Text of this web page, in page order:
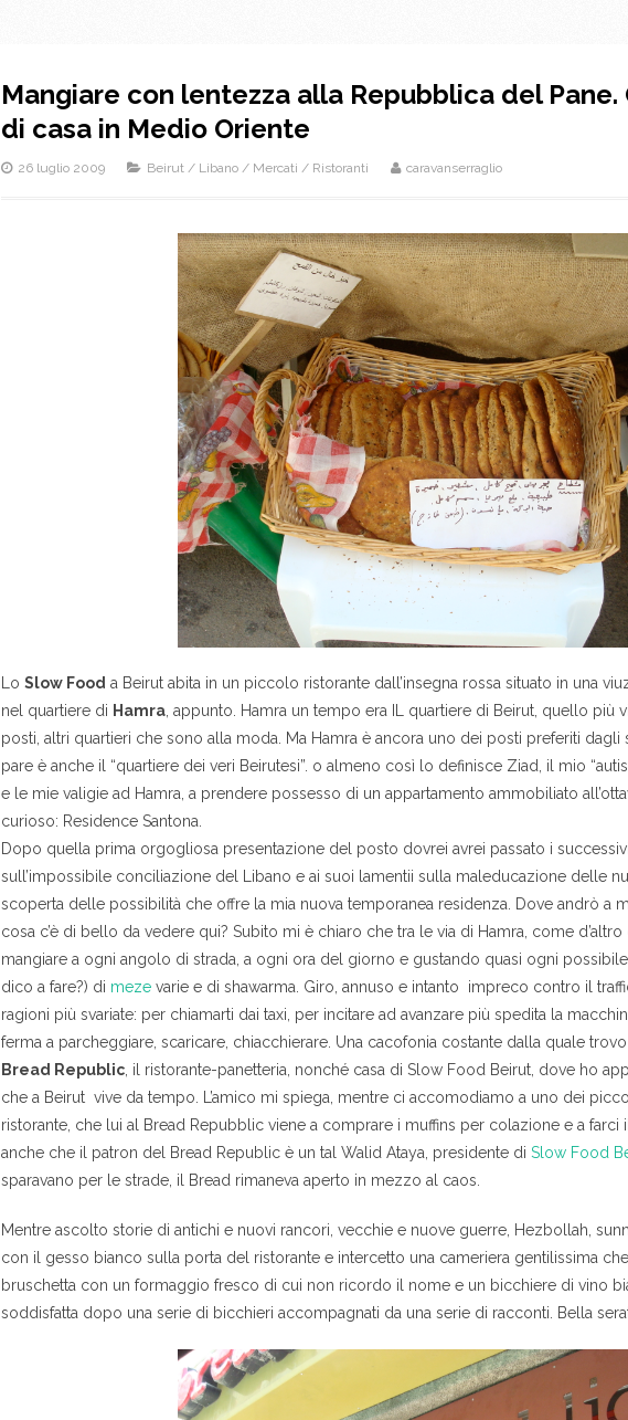
Mangiare con lentezza alla Repubblica del Pane.
di casa in Medio Oriente
26 luglio 2009 Beirut / Libano / Mercati / Ristoranti caravanserraglio
Lo Slow Food a Beirut abita in un piccolo ristorante dall’insegna rossa situato in una
nel quartiere di Hamra , appunto. Hamra un tempo era IL quartiere di Beirut, quello
posti, altri quartieri che sono alla moda. Ma Hamra è ancora uno dei posti preferiti dagli
pare è anche il “quartiere dei veri Beirutesi”. o almeno così lo definisce Ziad, il mio
e le mie valigie ad Hamra, a prendere possesso di un appartamento ammobiliato
curioso: Residence Santona.
Dopo quella prima orgogliosa presentazione del posto dovrei avrei passato i
sull’impossibile conciliazione del Libano e ai suoi lamentii sulla maleducazione delle
scoperta delle possibilità che offre la mia nuova temporanea residenza. Dove andrò a
cosa c’è di bello da vedere qui? Subito mi è chiaro che tra le via di Hamra, come
mangiare a ogni angolo di strada, a ogni ora del giorno e gustando quasi ogni
dico a fare?) di meze varie e di shawarma. Giro, annuso e intanto impreco contro il
ragioni più svariate: per chiamarti dai taxi, per incitare ad avanzare più spedita la
ferma a parcheggiare, scaricare, chiacchierare. Una cacofonia costante dalla quale
Bread Republic , il ristorante-panetteria, nonché casa di Slow Food Beirut, dove ho
che a Beirut vive da tempo. L’amico mi spiega, mentre ci accomodiamo a uno dei
ristorante, che lui al Bread Repubblic viene a comprare i muffins per colazione e a
anche che il patron del Bread Republic è un tal Walid Ataya, presidente di Slow Food
sparavano per le strade, il Bread rimaneva aperto in mezzo al caos.
Mentre ascolto storie di antichi e nuovi rancori, vecchie e nuove guerre, Hezbollah,
con il gesso bianco sulla porta del ristorante e intercetto una cameriera gentilissima
bruschetta con un formaggio fresco di cui non ricordo il nome e un bicchiere di vino
soddisfatta dopo una serie di bicchieri accompagnati da una serie di racconti. Bella